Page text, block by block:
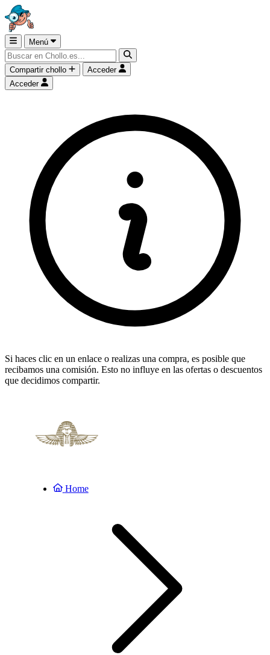
Menú
Compartir chollo
Acceder
Acceder
Si haces clic en un enlace o realizas una compra, es posible que
recibamos una comisión. Esto no influye en las ofertas o descuentos
que decidimos compartir.
Home